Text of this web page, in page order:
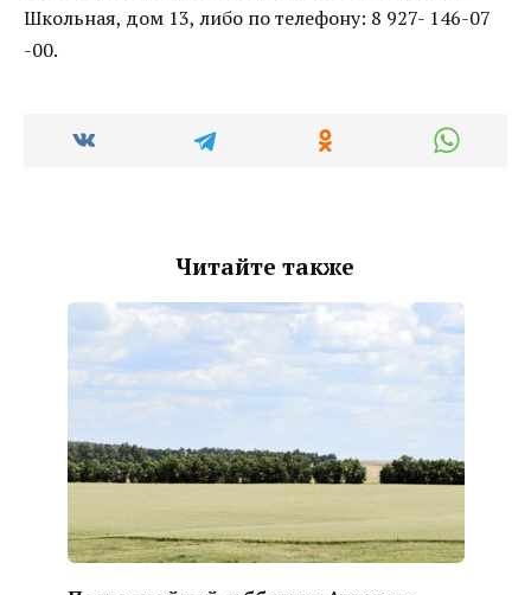
Школьная, дом 13, либо по телефону: 8 927- 146-07
-00.
Читайте также